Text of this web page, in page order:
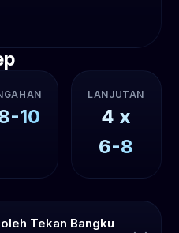
10
LANJUTAN
4 x
6-8
Tekan Bangku